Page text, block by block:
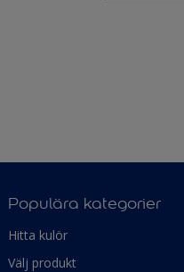
Populära kategorier
Hitta kulör
Välj produkt